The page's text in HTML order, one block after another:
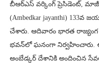
బీఆర్ఎస్ వర్కింగ్ ప్రెసిడెంట్,
(Ambedkar jayanthi) 133వ
చేశారు. ఆదివారం భారత
భవన్‌లో ఘనంగా
అంబేడ్కర్ దేశానికి అందించిన